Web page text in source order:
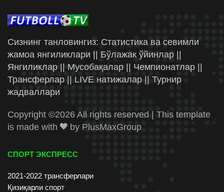
Сизнинг танловингиз: Статистика ва севимли
жамоа янгиликлари || Бўлажак ўйинлар ||
Янгиликлар || Мусобақалар || Чемпионатлар ||
Трансферлар || LIVE натижалар || Турнир
жадваллари
Copyright ©2026 All rights reserved | This template
is made with
by PlusMaxGroup
СПОРТ ЭКСПРЕСС
2021-2022 трансферлари
Қизиқарли спорт